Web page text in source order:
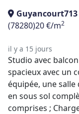
Guyancourt
(78280)20 €/m2
il y a 15 jours
Studio avec
spacieux avec un
équipée, une salle
en sous sol
comprises ;